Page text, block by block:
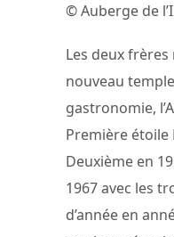
© Auberge de
Les deux
nouveau
gastronomie,
Première étoile
Deuxième en
1967 avec les
d’année en